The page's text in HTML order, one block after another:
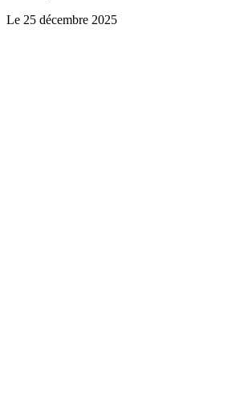
Le 25 décembre 2025